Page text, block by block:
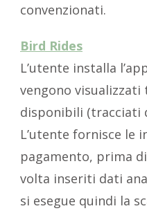
convenzionati.
Bird Rides
L’utente installa
vengono
disponibili (tracciati
L’utente fornisce le
pagamento, prima
volta inseriti dati
si esegue quindi la